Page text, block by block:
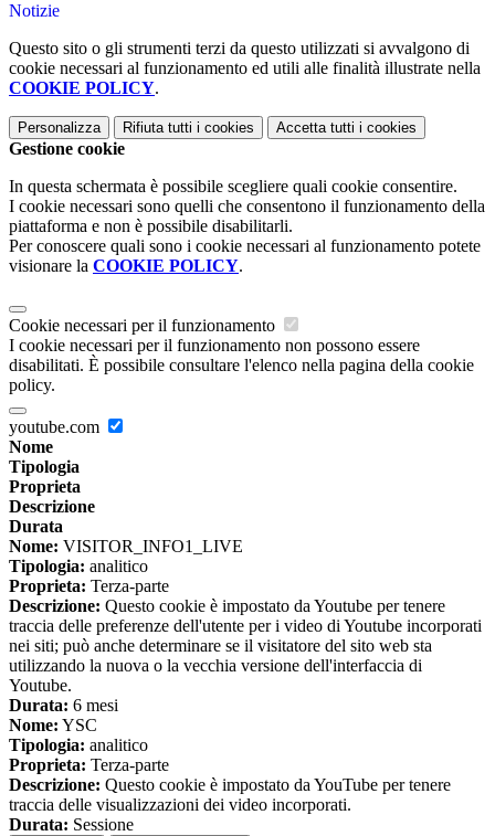
Notizie
Questo sito o gli strumenti terzi da questo utilizzati si avvalgono di
cookie necessari al funzionamento ed utili alle finalità illustrate nella
COOKIE POLICY.
Personalizza Rifiuta tutti i cookies Accetta tutti i cookies
Gestione cookie
In questa schermata è possibile scegliere quali cookie consentire.
I cookie necessari sono quelli che consentono il funzionamento della
piattaforma e non è possibile disabilitarli.
Per conoscere quali sono i cookie necessari al funzionamento potete
visionare la COOKIE POLICY.
Cookie necessari per il funzionamento
I cookie necessari per il funzionamento non possono essere
disabilitati. È possibile consultare l'elenco nella pagina della cookie
policy.
youtube.com
Nome
Tipologia
Proprieta
Descrizione
Durata
Nome: VISITOR_INFO1_LIVE
Tipologia: analitico
Proprieta: Terza-parte
Descrizione: Questo cookie è impostato da Youtube per tenere
traccia delle preferenze dell'utente per i video di Youtube incorporati
nei siti; può anche determinare se il visitatore del sito web sta
utilizzando la nuova o la vecchia versione dell'interfaccia di
Youtube.
Durata: 6 mesi
Nome: YSC
Tipologia: analitico
Proprieta: Terza-parte
Descrizione: Questo cookie è impostato da YouTube per tenere
traccia delle visualizzazioni dei video incorporati.
Durata: Sessione